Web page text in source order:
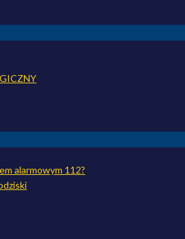
alarmowym 112?